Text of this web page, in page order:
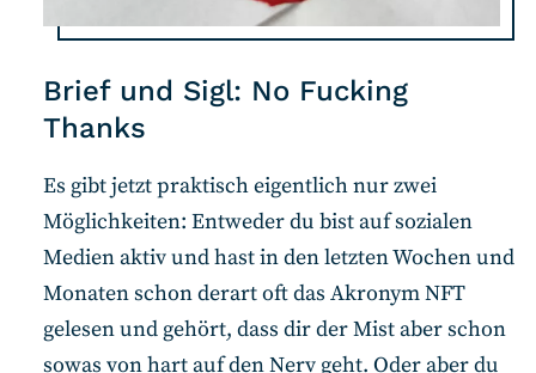
Brief und Sigl: No Fucking
Thanks
Es gibt jetzt praktisch eigentlich nur zwei
Möglichkeiten: Entweder du bist auf sozialen
Medien aktiv und hast in den letzten Wochen und
Monaten schon derart oft das Akronym NFT
gelesen und gehört, dass dir der Mist aber schon
sowas von hart auf den Nerv geht. Oder aber du